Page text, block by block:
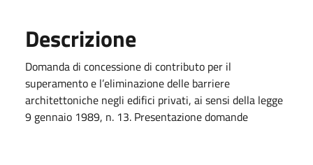
Descrizione
Domanda di concessione di contributo per il
superamento e l’eliminazione delle barriere
architettoniche negli edifici privati, ai sensi della legge
9 gennaio 1989, n. 13. Presentazione domande